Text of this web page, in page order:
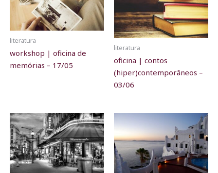
literatura
workshop | oficina de
memórias – 17/05
literatura
oficina | contos
(hiper)contemporâneos –
03/06